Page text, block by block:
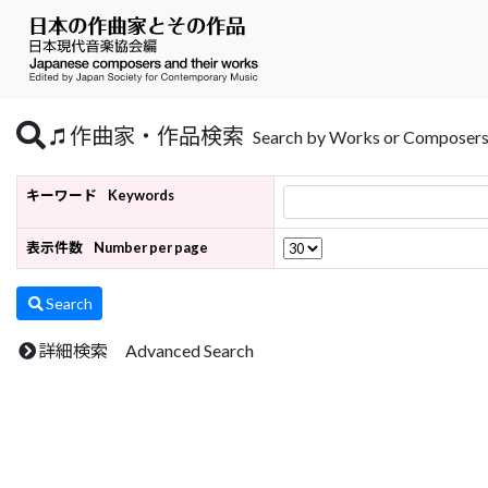
作曲家・作品検索 Search by Works or Composers
キーワード Keywords
表示件数 Number per page
Search
詳細検索 Advanced Search